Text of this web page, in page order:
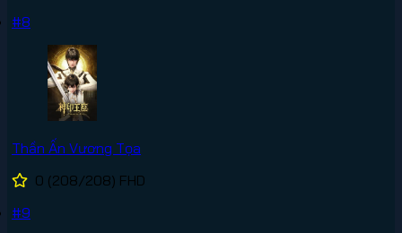
#8
Thần Ấn Vương Tọa
0 (208/208) FHD
#9